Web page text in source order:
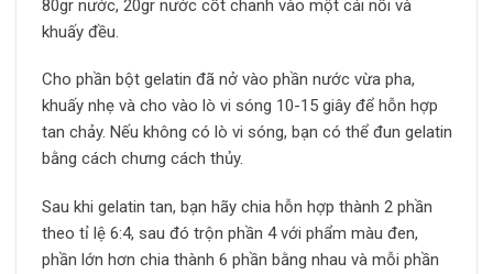
80gr nước, 20gr nước cốt chanh vào một cái nồi và
khuấy đều.
Cho phần bột gelatin đã nở vào phần nước vừa pha,
khuấy nhẹ và cho vào lò vi sóng 10-15 giây để hỗn hợp
tan chảy. Nếu không có lò vi sóng, bạn có thể đun gelatin
bằng cách chưng cách thủy.
Sau khi gelatin tan, bạn hãy chia hỗn hợp thành 2 phần
theo tỉ lệ 6:4, sau đó trộn phần 4 với phẩm màu đen,
phần lớn hơn chia thành 6 phần bằng nhau và mỗi phần